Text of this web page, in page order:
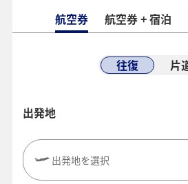
航空券 航空券 + 宿泊
往復 片
出発地
出発地を選択